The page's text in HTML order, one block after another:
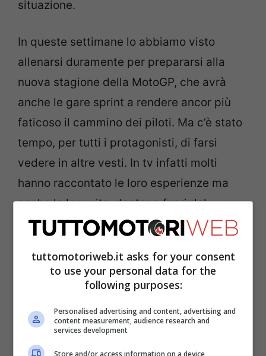
situazione.
In queste settimane lo abbiamo visto
allenarsi duramente per prepararsi alla
nuova stagione della MotoGP, che avrà
anche le gare sprint a rendere ancor più
faticoso il cammino dei piloti. Ma c’è stato
tempo, per tutti i protagonisti, di farsi
vedere in altre vesti. In tv infatti molti
hanno raccontato le loro esperienze ma
anche la loro vita, dentro e fuori dal
paddock.
Marquez e i particolari
immancabili
tuttomotoriweb.it asks for your consent
to use your personal data for the
following purposes:
Personalised advertising and content, advertising and
content measurement, audience research and
services development
Store and/or access information on a device